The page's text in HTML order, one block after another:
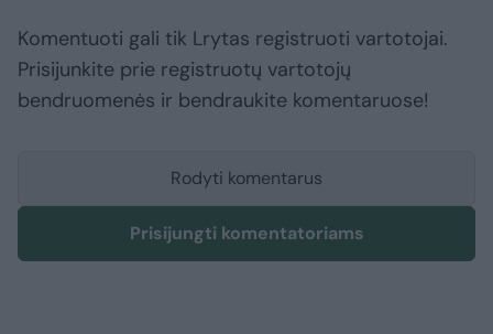
Komentuoti gali tik Lrytas registruoti vartotojai.
Prisijunkite prie registruotų vartotojų
bendruomenės ir bendraukite komentaruose!
Rodyti komentarus
Prisijungti komentatoriams